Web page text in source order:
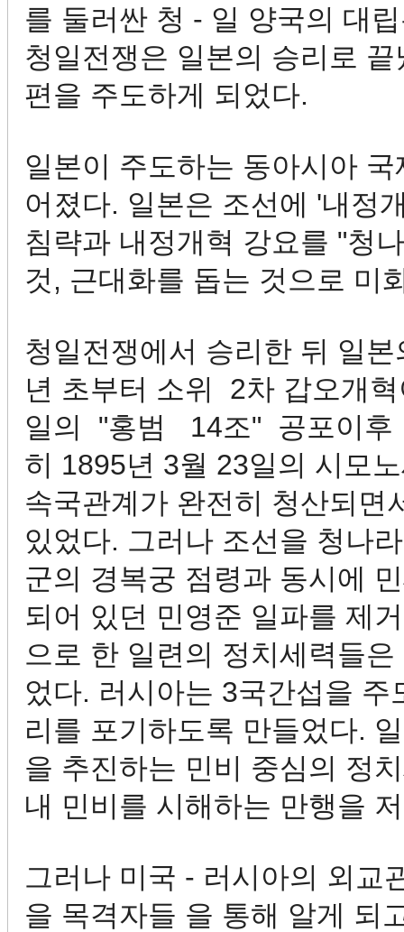
를 둘러싼 청 - 일 양국의 대
청일전쟁은 일본의 승리로
편을 주도하게 되었다.
일본이 주도하는 동아시아
어졌다. 일본은 조선에 '내정
침략과 내정개혁 강요를 "청
것, 근대화를 돕는 것으로 미
청일전쟁에서 승리한 뒤 일
년 초부터 소위 2차 갑오개
일의 "홍범 14조" 공포이후
히 1895년 3월 23일의 시모
속국관계가 완전히 청산되면
있었다. 그러나 조선을 청나
군의 경복궁 점령과 동시에
되어 있던 민영준 일파를 제
으로 한 일련의 정치세력들
었다. 러시아는 3국간섭을
리를 포기하도록 만들었다.
을 추진하는 민비 중심의 정
내 민비를 시해하는 만행을
그러나 미국 - 러시아의 외교
을 목격자들 을 통해 알게 되